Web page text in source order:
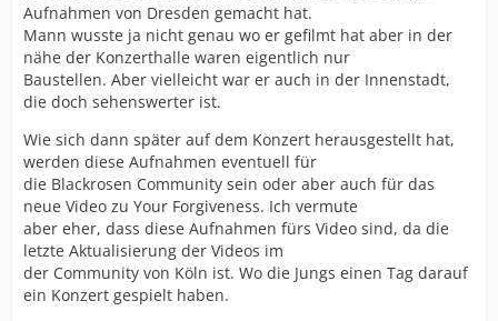
Aufnahmen von Dresden gemacht hat.
Mann wusste ja nicht genau wo er gefilmt hat aber in der
nähe der Konzerthalle waren eigentlich nur
Baustellen. Aber vielleicht war er auch in der Innenstadt,
die doch sehenswerter ist.
Wie sich dann später auf dem Konzert herausgestellt hat,
werden diese Aufnahmen eventuell für
die Blackrosen Community sein oder aber auch für das
neue Video zu Your Forgiveness. Ich vermute
aber eher, dass diese Aufnahmen fürs Video sind, da die
letzte Aktualisierung der Videos im
der Community von Köln ist. Wo die Jungs einen Tag darauf
ein Konzert gespielt haben.